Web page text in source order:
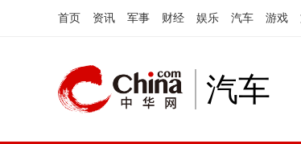
首页 资讯 军事 财经 娱乐 汽车 游戏
汽车